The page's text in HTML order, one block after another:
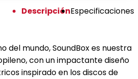
DescripciónEspecificaciones
del mundo, SoundBox es nuestra
con un impactante diseño
inspirado en los discos de